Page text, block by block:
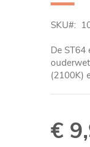
SKU
De
(2100K)
€